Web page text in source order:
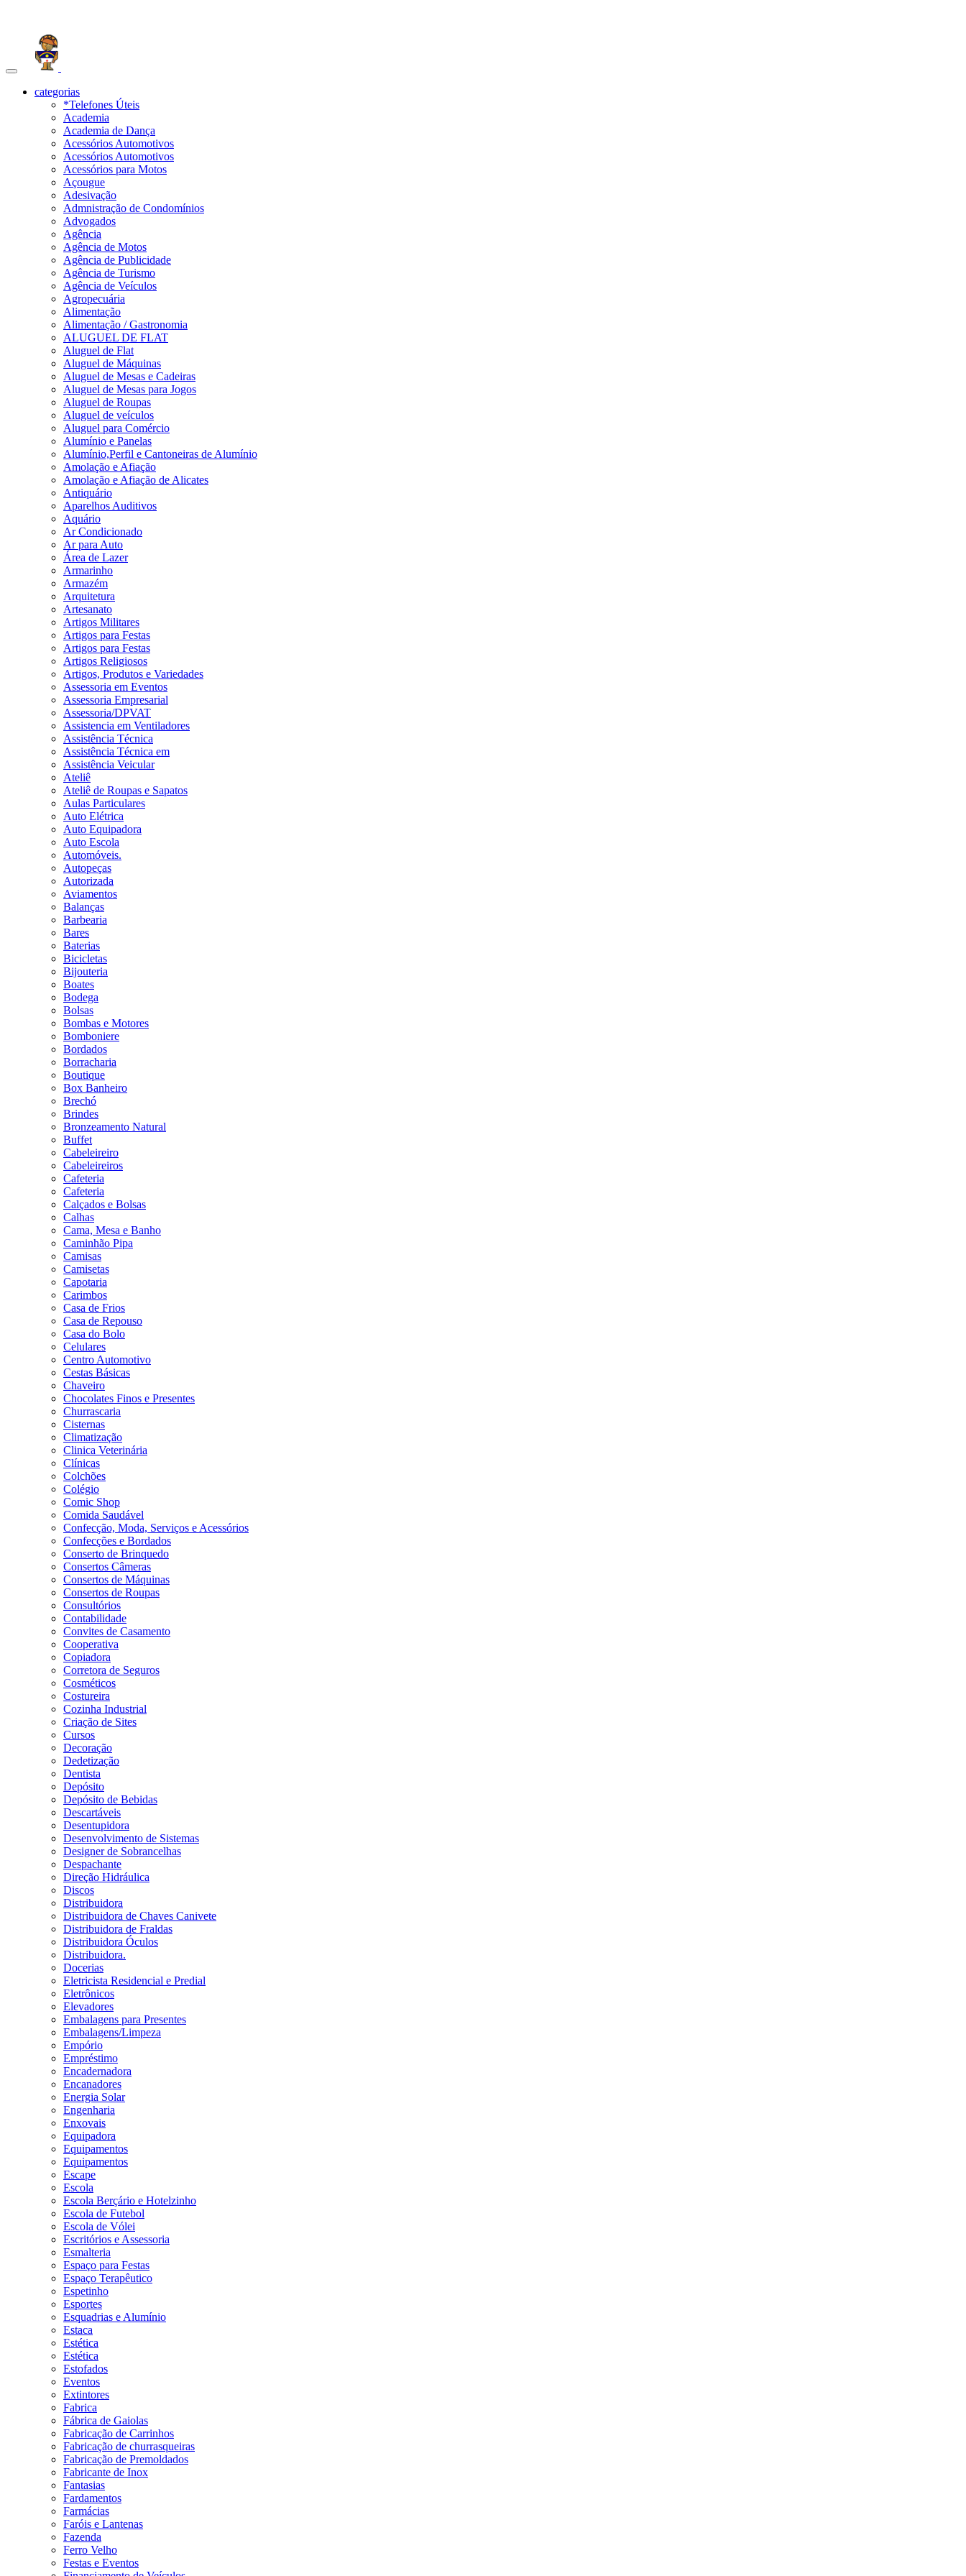
Toggle
navigationcategorias
*Telefones Úteis
Academia
Academia de Dança
Acessórios Automotivos
Acessórios Automotivos
Acessórios para Motos
Açougue
Adesivação
Admnistração de Condomínios
Advogados
Agência
Agência de Motos
Agência de Publicidade
Agência de Turismo
Agência de Veículos
Agropecuária
Alimentação
Alimentação / Gastronomia
ALUGUEL DE FLAT
Aluguel de Flat
Aluguel de Máquinas
Aluguel de Mesas e Cadeiras
Aluguel de Mesas para Jogos
Aluguel de Roupas
Aluguel de veículos
Aluguel para Comércio
Alumínio e Panelas
Alumínio,Perfil e Cantoneiras de Alumínio
Amolação e Afiação
Amolação e Afiação de Alicates
Antiquário
Aparelhos Auditivos
Aquário
Ar Condicionado
Ar para Auto
Área de Lazer
Armarinho
Armazém
Arquitetura
Artesanato
Artigos Militares
Artigos para Festas
Artigos para Festas
Artigos Religiosos
Artigos, Produtos e Variedades
Assessoria em Eventos
Assessoria Empresarial
Assessoria/DPVAT
Assistencia em Ventiladores
Assistência Técnica
Assistência Técnica em
Assistência Veicular
Ateliê
Ateliê de Roupas e Sapatos
Aulas Particulares
Auto Elétrica
Auto Equipadora
Auto Escola
Automóveis.
Autopeças
Autorizada
Aviamentos
Balanças
Barbearia
Bares
Baterias
Bicicletas
Bijouteria
Boates
Bodega
Bolsas
Bombas e Motores
Bomboniere
Bordados
Borracharia
Boutique
Box Banheiro
Brechó
Brindes
Bronzeamento Natural
Buffet
Cabeleireiro
Cabeleireiros
Cafeteria
Cafeteria
Calçados e Bolsas
Calhas
Cama, Mesa e Banho
Caminhão Pipa
Camisas
Camisetas
Capotaria
Carimbos
Casa de Frios
Casa de Repouso
Casa do Bolo
Celulares
Centro Automotivo
Cestas Básicas
Chaveiro
Chocolates Finos e Presentes
Churrascaria
Cisternas
Climatização
Clinica Veterinária
Clínicas
Colchões
Colégio
Comic Shop
Comida Saudável
Confecção, Moda, Serviços e Acessórios
Confecções e Bordados
Conserto de Brinquedo
Consertos Câmeras
Consertos de Máquinas
Consertos de Roupas
Consultórios
Contabilidade
Convites de Casamento
Cooperativa
Copiadora
Corretora de Seguros
Cosméticos
Costureira
Cozinha Industrial
Criação de Sites
Cursos
Decoração
Dedetização
Dentista
Depósito
Depósito de Bebidas
Descartáveis
Desentupidora
Desenvolvimento de Sistemas
Designer de Sobrancelhas
Despachante
Direção Hidráulica
Discos
Distribuidora
Distribuidora de Chaves Canivete
Distribuidora de Fraldas
Distribuidora Óculos
Distribuidora.
Docerias
Eletricista Residencial e Predial
Eletrônicos
Elevadores
Embalagens para Presentes
Embalagens/Limpeza
Empório
Empréstimo
Encadernadora
Encanadores
Energia Solar
Engenharia
Enxovais
Equipadora
Equipamentos
Equipamentos
Escape
Escola
Escola Berçário e Hotelzinho
Escola de Futebol
Escola de Vólei
Escritórios e Assessoria
Esmalteria
Espaço para Festas
Espaço Terapêutico
Espetinho
Esportes
Esquadrias e Alumínio
Estaca
Estética
Estética
Estofados
Eventos
Extintores
Fabrica
Fábrica de Gaiolas
Fabricação de Carrinhos
Fabricação de churrasqueiras
Fabricação de Premoldados
Fabricante de Inox
Fantasias
Fardamentos
Farmácias
Faróis e Lantenas
Fazenda
Ferro Velho
Festas e Eventos